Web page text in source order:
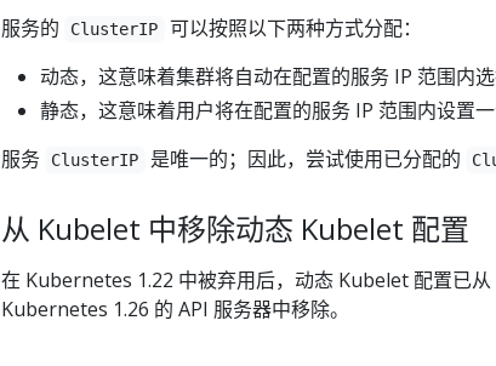
服务的
ClusterIP
可以按照以下两种方式分配：
动态，这意味着集群将自动在配置的服务 IP 范围内选
静态，这意味着用户将在配置的服务 IP 范围内设置一
服务
ClusterIP 是唯一的；因此，尝试使用已分配的
从 Kubelet 中移除动态 Kubelet 配置
在 Kubernetes 1.22 中被弃用后，动态 Kubelet 配置已
Kubernetes 1.26 的 API 服务器中移除。